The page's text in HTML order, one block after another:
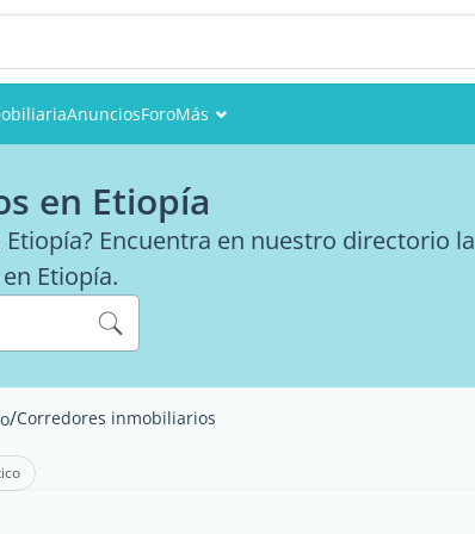
AnunciosForoMás
Miembros
en Etiopía
Encuentra en nuestro directorio la
Etiopía.
/Corredores inmobiliarios